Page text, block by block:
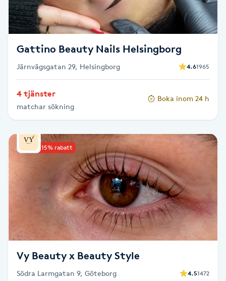
Permanent hårborttagning
Personal shopper
Personlig tränare
Picolaser
Piercing
Pigmentbehandling
Pigmentfläckar
Plastikkirurgi
Powder brows
Gattino Beauty Nails Helsingborg
Järnvägsgatan 29, Helsingborg 4.61965
4 tjänster
matchar sökning
Boka inom 24 h
Upp till 15% rabatt
Vy Beauty x Beauty Style
Södra Larmgatan 9, Göteborg 4.51472